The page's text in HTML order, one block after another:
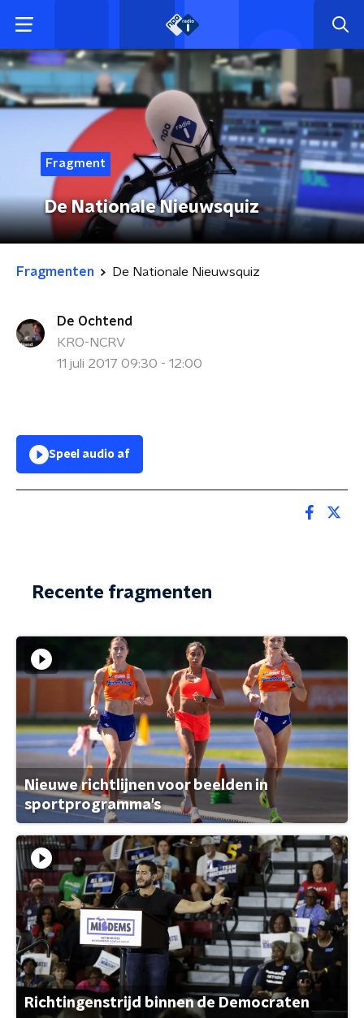
Fragment
De Nationale Nieuwsquiz
Fragmenten De Nationale Nieuwsquiz
De Ochtend
KRO-NCRV
11 juli 2017 09:30 - 12:00
Speel audio af
Recente fragmenten
Nieuwe richtlijnen voor beelden in
sportprogramma's
Richtingenstrijd binnen de Democraten